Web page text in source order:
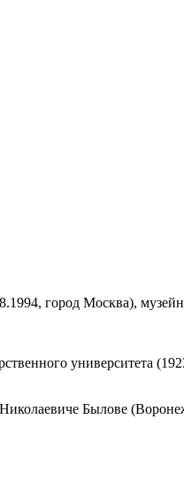
город Москва),
университета
Былове